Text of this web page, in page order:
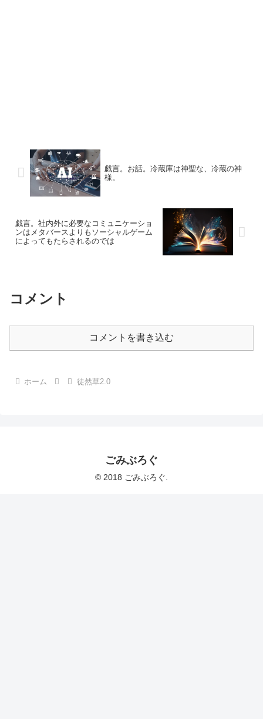
戯言。お話。冷蔵庫は神聖な、冷蔵の神
様。
戯言。社内外に必要なコミュニケーショ
ンはメタバースよりもソーシャルゲーム
によってもたらされるのでは
コメント
コメントを書き込む
ホーム 徒然草2.0
ごみぶろぐ
© 2018 ごみぶろぐ.